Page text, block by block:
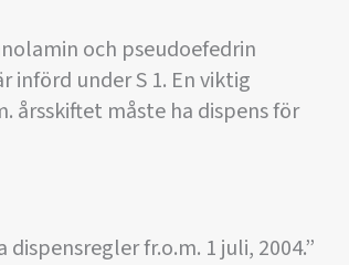
och pseudoefedrin
under S 1. En viktig
måste ha dispens för
fr.o.m. 1 juli, 2004.”